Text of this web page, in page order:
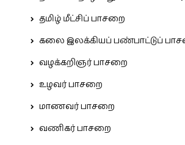
தமிழ் மீட்சிப் பாசறை
கலை இலக்கியப் பண்பாட்டுப்
வழக்கறிஞர் பாசறை
உழவர் பாசறை
மாணவர் பாசறை
வணிகர் பாசறை